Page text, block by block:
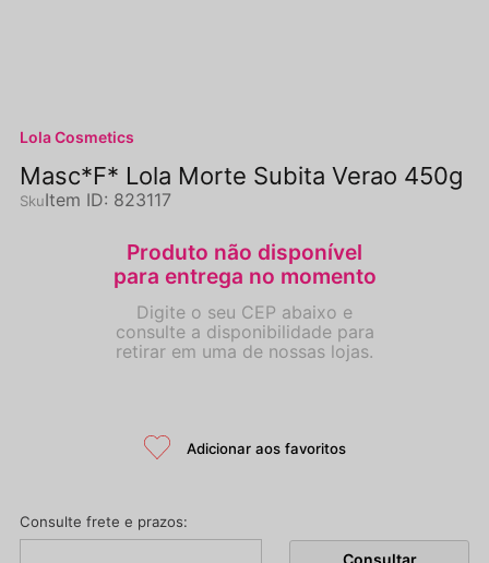
Lola Cosmetics
Masc*F* Lola Morte Subita Verao 450g
Item ID: 823117